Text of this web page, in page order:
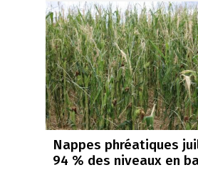
Nappes phréatiques
94 % des niveaux en